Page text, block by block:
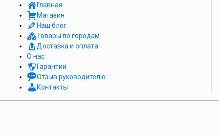
Главная
Магазин
Наш блог
Товары по городам
Доставка и оплата
О нас
Гарантии
Отзыв руководителю
Контакты